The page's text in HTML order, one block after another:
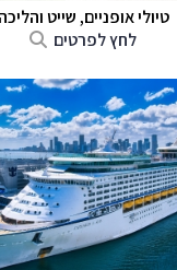
טיולי אופניים, שייט והליכה
לחץ לפרטים